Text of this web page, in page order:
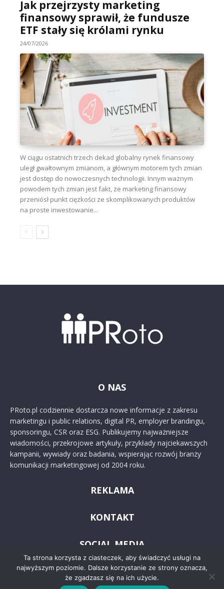
Jak przejrzysty marketing
finansowy sprawił, że fundusze
ETF stały się królami rynku
24/07/2026
W ciągu ostatnich trzech dekad globalny rynek finansowy
uległ gwałtownym zmianom, a głównym motorem tych zmian
jest dostęp do nowoczesnych technologii. Innym ważnym
powodem tych zmian jest fakt, że marketing finansowy
przeniósł punkt ciężkości ze skomplikowanych produktów
na proste inwestowanie...
O NAS
PRoto.pl codziennie dostarcza nowe informacje z zakresu
marketingu i public relations, digital PR, employer brandingu,
sponsoringu, CSR oraz ESG. Publikujemy najważniejsze
wiadomości, przekrojowe artykuły, przykłady najciekawszych
kampanii, wywiady oraz badania, wspierając rozwój branży
komunikacji marketingowej od 2004 roku.
REKLAMA
KONTAKT
SOCIAL MEDIA
Ta strona korzysta z ciasteczek, aby świadczyć usługi na
najwyższym poziomie. Dalsze korzystanie ze strony oznacza,
że zgadzasz się na ich użycie.